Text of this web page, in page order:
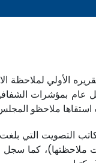
بمؤشرات
يوم الاقتراع وكذا من الملاحظات النوعية